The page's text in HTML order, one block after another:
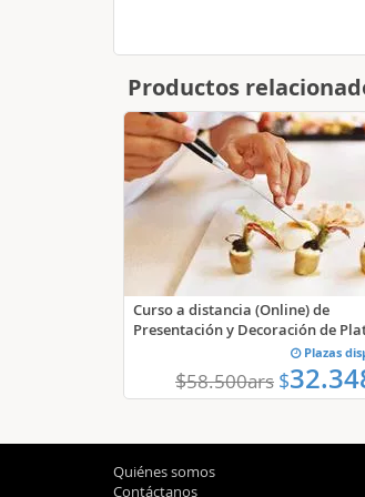
Productos
Curso a distancia (Online) de
Presentación y Decoración de
Plazas
$58.500ars $
Quiénes somos
Contáctanos